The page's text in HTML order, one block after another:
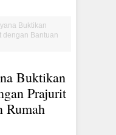
Buktikan
dengan Bantuan
Buktikan
Prajurit
Rumah